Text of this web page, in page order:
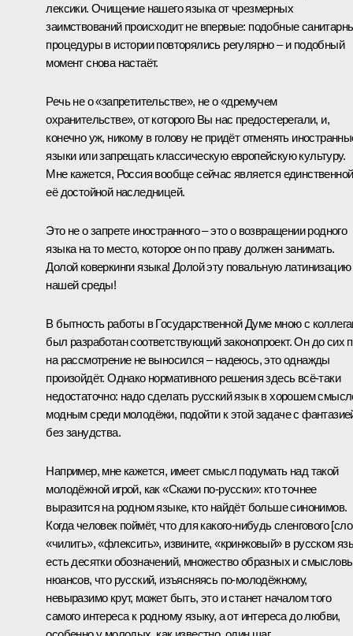
лексики. Очищение нашего языка от чрезмерных
заимствований происходит не впервые: подобные
процедуры в истории повторялись регулярно – и подобный
момент снова настаёт.
Речь не о «запретительстве», не о «дремучем
охранительстве», от которого Вы нас предостерегали, и,
конечно уж, никому в голову не придёт отменять
языки или запрещать классическую европейскую культуру.
Мне кажется, Россия вообще сейчас является единственной
её достойной наследницей.
Это не о запрете иностранного – это о возвращении родного
языка на то место, которое он по праву должен занимать.
Долой коверкинги языка! Долой эту повальную латинизацию
нашей среды!
В бытность работы в Государственной Думе мною с
был разработан соответствующий законопроект. Он до сих
на рассмотрение не выносился – надеюсь, это однажды
произойдёт. Однако нормативного решения здесь всё-таки
недостаточно: надо сделать русский язык в хорошем
модным среди молодёжи, подойти к этой задаче с
без занудства.
Например, мне кажется, имеет смысл подумать над такой
молодёжной игрой, как «Скажи по-русски»: кто точнее
выразится на родном языке, кто найдёт больше синонимов.
Когда человек поймёт, что для какого-нибудь сленгового
«чилить», «флексить», извините, «кринжовый» в русском
есть десятки обозначений, множество образных и
нюансов, что русский, изъясняясь по-молодёжному,
невыразимо крут, может быть, это и станет началом того
самого интереса к родному языку, а от интереса до любви,